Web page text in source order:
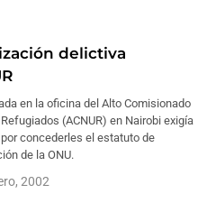
delictiva
en la oficina del Alto Comisionado
(ACNUR) en Nairobi exigía
concederles el estatuto de
de la ONU.
2002